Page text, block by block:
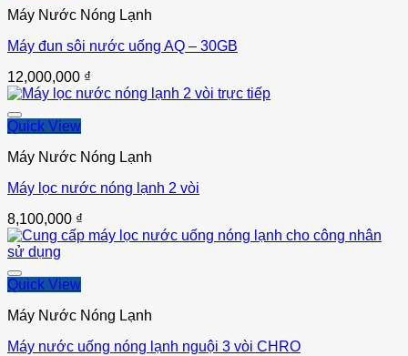
Máy Nước Nóng Lạnh
Máy đun sôi nước uống AQ – 30GB
12,000,000 ₫
Quick View
Máy Nước Nóng Lạnh
Máy lọc nước nóng lạnh 2 vòi
8,100,000 ₫
Quick View
Máy Nước Nóng Lạnh
Máy nước uống nóng lạnh nguội 3 vòi CHRO